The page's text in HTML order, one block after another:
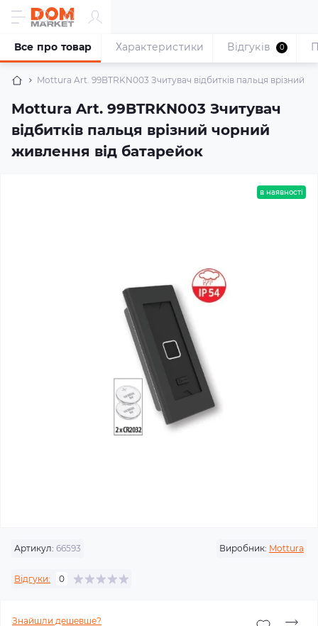
Mottura Art. 99BTRKN003 Зчитувач відбитків пальця врізний
Mottura Art. 99BTRKN003 Зчитувач
відбитків пальця врізний чорний
живлення від батарейок
Все про товар Характеристики Відгуків 0
в наявності
Артикул: 66593 Виробник: Mottura
Відгуки: 0
Знайшли дешевше?